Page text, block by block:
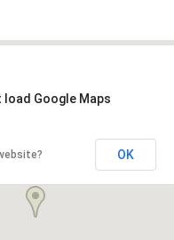
load Google Maps
OK